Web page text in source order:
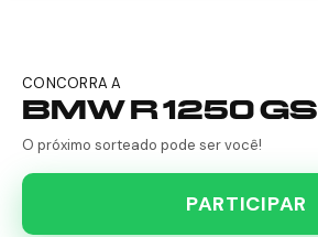
CONCORRA A
BMW R 1250 GS
O próximo sorteado pode ser você!
PARTICIPAR